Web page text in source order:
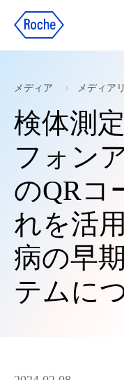
メディア メディア
検体測
フォン
のQRコ
れを活
病の早
テムに